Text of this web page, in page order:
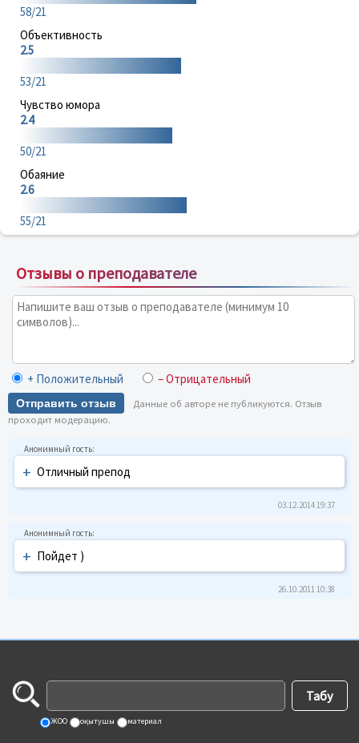
58/21
Объективность
2.5
53/21
Чувство юмора
2.4
50/21
Обаяние
2.6
55/21
Отзывы о преподавателе
+ Положительный – Отрицательный
Отправить отзыв
Данные об авторе не публикуются. Отзыв
проходит модерацию.
+ Отличный препод
03.12.2014 19:37
+ Пойдет )
26.10.2011 10:38
ЖОО оқытушы материал